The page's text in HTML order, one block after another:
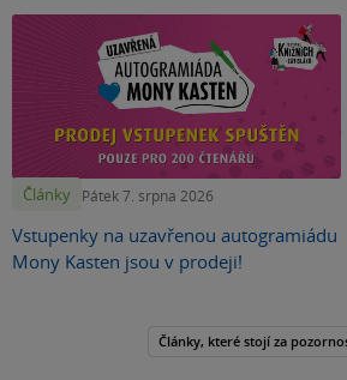
Články Pátek 7. srpna 2026
Vstupenky na uzavřenou autogramiádu
Mony Kasten jsou v prodeji!
Články, které stojí za